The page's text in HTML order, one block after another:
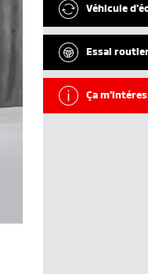
Véhicule
Essai
Ça